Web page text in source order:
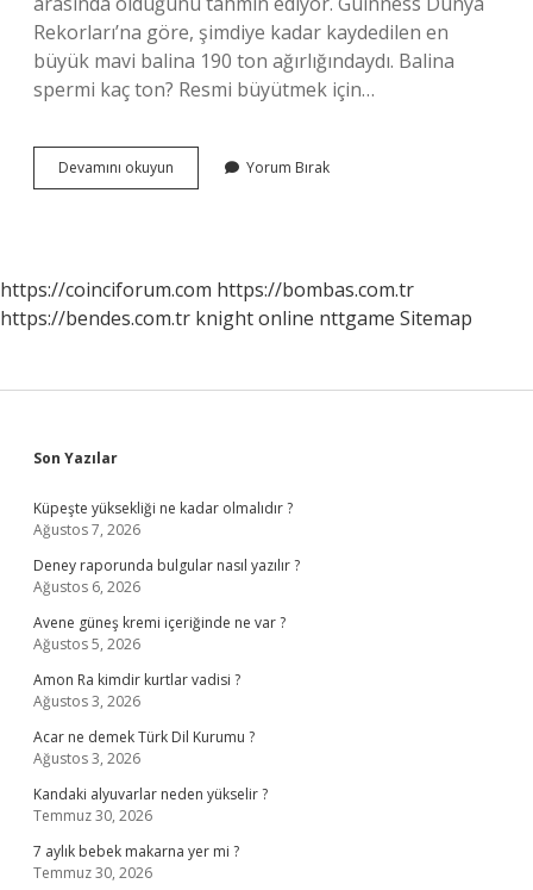
Rekorları’na göre, şimdiye kadar kaydedilen en
büyük mavi balina 190 ton ağırlığındaydı. Balina
spermi kaç ton? Resmi büyütmek için…
Devamını okuyun
Balina
Yer
Yorum Bırak
https://coinciforum.com https://bombas.com.tr
https://bendes.com.tr knight online nttgame Sitemap
Sidebar
Son Yazılar
Küpeşte yüksekliği ne kadar olmalıdır ?
Ağustos 7, 2026
Deney raporunda bulgular nasıl yazılır ?
Ağustos 6, 2026
Avene güneş kremi içeriğinde ne var ?
Ağustos 5, 2026
Amon Ra kimdir kurtlar vadisi ?
Ağustos 3, 2026
Acar ne demek Türk Dil Kurumu ?
Ağustos 3, 2026
Kandaki alyuvarlar neden yükselir ?
Temmuz 30, 2026
7 aylık bebek makarna yer mi ?
Temmuz 30, 2026